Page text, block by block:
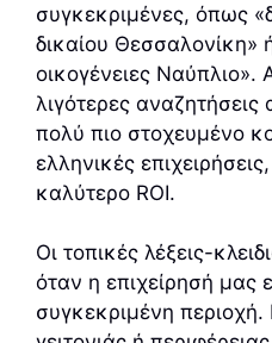
συγκεκριμένες, όπως
δικαίου Θεσσαλονίκη»
οικογένειες Ναύπλιο».
λιγότερες
πολύ πιο στοχευμένο
ελληνικές
καλύτερο ROI.
Οι τοπικές λέξεις-
όταν η επιχείρησή μας
συγκεκριμένη